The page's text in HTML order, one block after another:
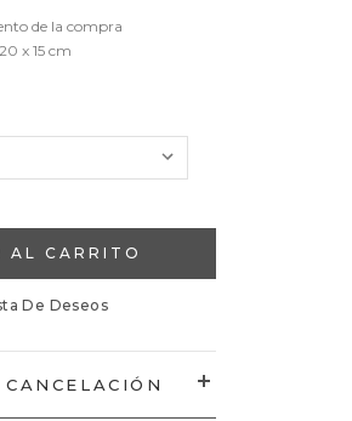
de la compra
20 x 15 cm
De Deseos